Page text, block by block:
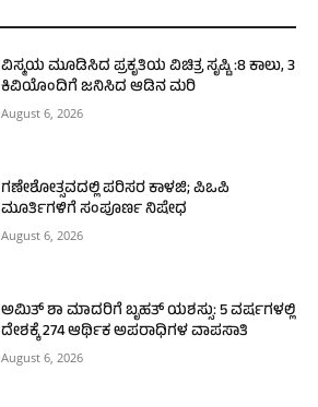
ವಿಸ್ಮಯ ಮೂಡಿಸಿದ ಪ್ರಕೃತಿಯ ವಿಚಿತ್ರ ಸೃಷ್ಟಿ :8 ಕಾಲು, 3
ಕಿವಿಯೊಂದಿಗೆ ಜನಿಸಿದ ಆಡಿನ ಮರಿ
August 6, 2026
ಗಣೇಶೋತ್ಸವದಲ್ಲಿ ಪರಿಸರ ಕಾಳಜಿ; ಪಿಒಪಿ
ಮೂರ್ತಿಗಳಿಗೆ ಸಂಪೂರ್ಣ ನಿಷೇಧ
August 6, 2026
ಅಮಿತ್ ಶಾ ಮಾದರಿಗೆ ಬೃಹತ್ ಯಶಸ್ಸು: 5 ವರ್ಷಗಳಲ್ಲಿ
ದೇಶಕ್ಕೆ 274 ಆರ್ಥಿಕ ಅಪರಾಧಿಗಳ ವಾಪಸಾತಿ
August 6, 2026